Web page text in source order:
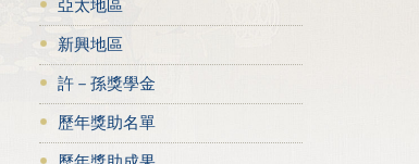
新興地區
許－孫獎學金
歷年獎助名單